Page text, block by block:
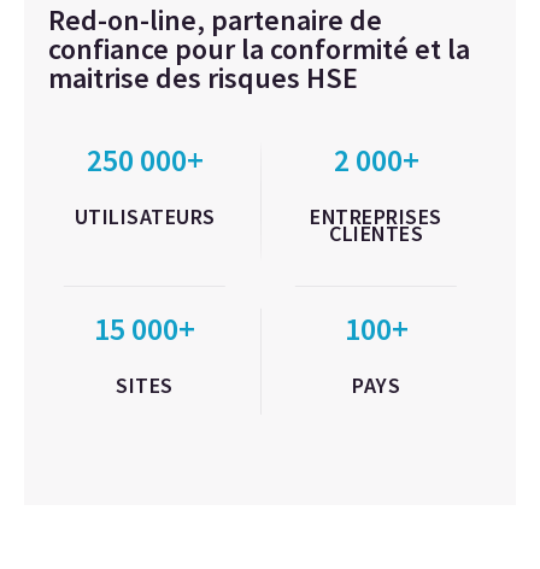
Red-on-line, partenaire de
confiance pour la conformité et la
maitrise des risques HSE
250 000+
UTILISATEURS
2 000+
ENTREPRISES
CLIENTES
15 000+
SITES
100+
PAYS